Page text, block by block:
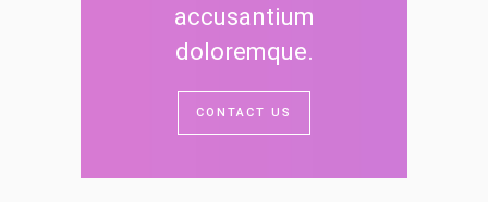
accusantium
doloremque.
CONTACT US